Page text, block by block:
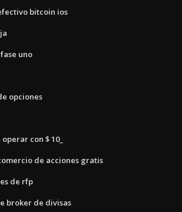
bitcoin ios
uno
opciones
con $ 10_
de acciones gratis
de rfp
broker de divisas